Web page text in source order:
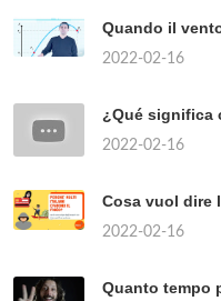
Quando il
2022-02-16
¿Qué significa
2022-02-16
Cosa vuol dire
2022-02-16
Quanto tempo